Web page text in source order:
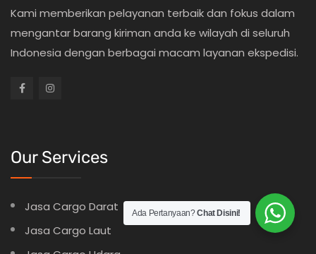
Kami memberikan pelayanan terbaik dan fokus dalam
mengantar barang kiriman anda ke wilayah di seluruh
Indonesia dengan berbagai macam layanan ekspedisi.
Our Services
Jasa Cargo Darat
Jasa Cargo Laut
Ada Pertanyaan?Chat Disini!